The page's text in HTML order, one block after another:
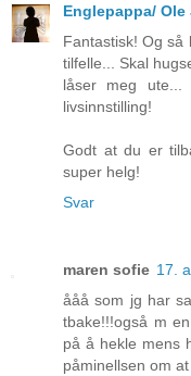
Englepappa/ Ole
Fantastisk! Og
tilfelle... Skal
låser meg ute...
livsinnstilling!
Godt at du er
super helg!
Svar
maren sofie 17.
ååå som jg har
tbake!!!også m
på å hekle mens
påminellsen om